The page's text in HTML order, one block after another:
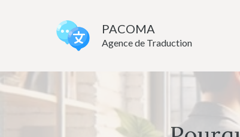
PACOMA
Agence de Traduction